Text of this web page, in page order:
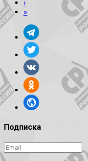
›
»
Подписка